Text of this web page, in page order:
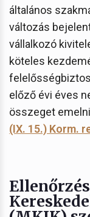
általános
változás
vállalkozó
köteles
előző évi éves
összeget
(IX. 15.) Korm.